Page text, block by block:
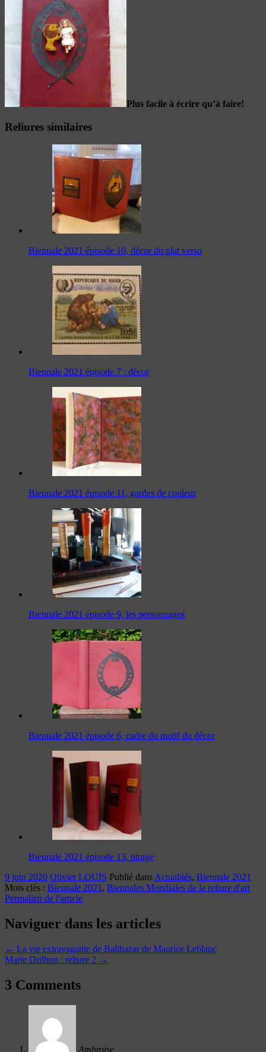
Plus facile à écrire qu’à faire!
Reliures similaires
Biennale 2021 épisode 10, décor du plat verso
Biennale 2021 épisode 7 : décor
Biennale 2021 épisode 11, gardes de couleur
Biennale 2021 épisode 9, les personnages
Biennale 2021 épisode 6, cadre du motif du décor
Biennale 2021 épisode 13, titrage
9 juin 2020 Olivier LOUIS Publié dans Actualités, Biennale 2021
Mots clés : Biennale 2021 , Biennales Mondiales de la reliure d'art
Permalien de l'article
Naviguer dans les articles
← La vie extravagante de Balthazar de Maurice Leblanc
Marie Drilhon : reliure 2 →
3 Comments
Ambroise